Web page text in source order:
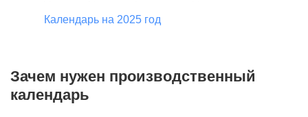
Календарь на 2025 год
Зачем нужен производственный
календарь